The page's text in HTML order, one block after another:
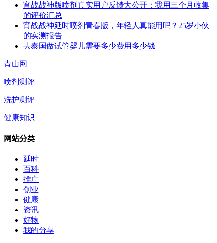
宵战战神版喷剂真实用户反馈大公开：我用三个月收集
的评价汇总
宵战战神延时喷剂青春版，年轻人真能用吗？25岁小伙
的实测报告
去泰国做试管婴儿需要多少费用多少钱
青山网
喷剂测评
洗护测评
健康知识
网站分类
延时
百科
推广
创业
健康
资讯
好物
我的分享